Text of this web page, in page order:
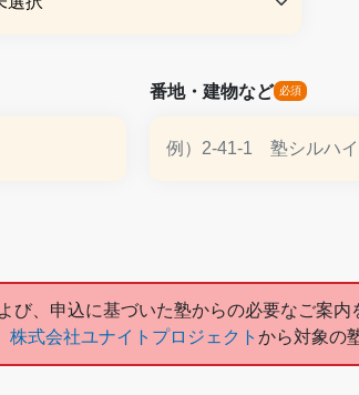
番地・建物など
び、申込に基づいた塾からの必要なご案
株式会社ユナイトプロジェクト から対象の